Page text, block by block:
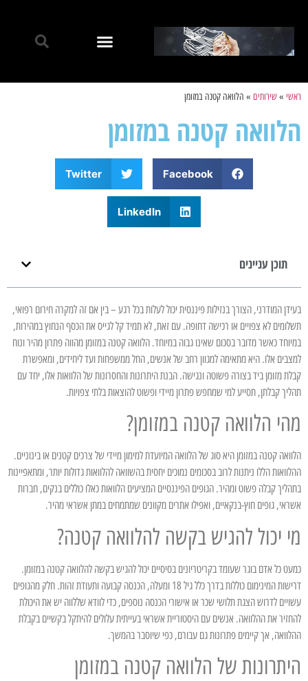
ראשי »שירותים » הלוואה קטנה במזומן
הלוואה קטנה במזומן
Facebook
Twitter
LinkedIn
תוכן עניינים
בעידן המודרני, הצורך בנזילות פיננסית יכול לעלות בכל רגע – בין אם זה למקרה חירום רפואי,
תשלומים לא צפויים או רכישה דחופה. עם זאת, לא תמיד קל לגייס את הכסף הנחוץ במהירות,
במיוחד כאשר מדובר בסכום שאינו גבוה במיוחד. הלוואה קטנה במזומן מהווה פתרון מהיר ונוח
למצבים אלו. היא מתאימה למגוון רחב של אנשים, החל ממשפחות ועד ליחידים, ומאפשרת
קבלת מזומן ביד בצורה פשוטה ונגישה. הבנת היתרונות והחסרונות של הלוואות אלו, יחד עם
תהליך קבלתן, תסייע למי שמחפש פתרון מיידי ופשוט להוצאות בלתי צפויות.
מהי הלוואה קטנה במזומן?
הלוואה קטנה במזומן היא סוג של הלוואה המיועדת למימון מיידי של צרכים קטנים או בינוניים.
ההלוואות הללו ניתנות לרוב בסכומים נמוכים יחסית בהשוואה להלוואות גדולות יותר, ומתאפיינות
בתהליך קבלה פשוט ומהיר. הגופים הפיננסיים המציעים הלוואות כאלו כוללים בנקים, חברות
אשראי, גופים חוץ-בנקאיים, ואפילו אתרים מקוונים שמתמחים במתן אשראי מהיר.
מי יכול להגיש בקשה להלוואה קטנה?
כמעט כל אדם בוגר שעומד בקריטריונים בסיסיים יכול להגיש בקשה להלוואה קטנה במזומן.
דרישות המינימום כוללות בדרך כלל גיל 18 ומעלה, הכנסה קבועה ותעודת זהות. חלק מהגופים
עשויים לדרוש הצגת תלושי שכר או אישורי הכנסה נוספים, כדי לוודא שללווה יש את היכולת
להחזיר את ההלוואה. אנשים עם היסטוריית אשראי בעייתית עלולים להיתקל בקשיים בקבלת
ההלוואה, אך קיימים פתרונות גם עבורם, כפי שיוסבר בהמשך.
היתרונות של הלוואה קטנה במזומן